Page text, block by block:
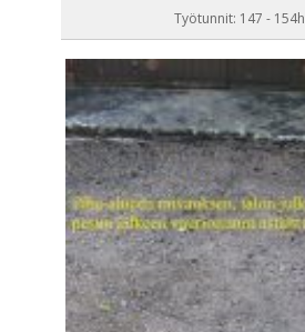
Työtunnit: 147 - 154h